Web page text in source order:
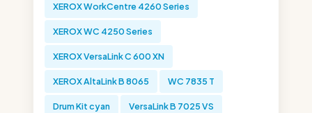
XEROX WorkCentre 4260 Series
XEROX WC 4250 Series
XEROX VersaLink C 600 XN
XEROX AltaLink B 8065 WC 7835 T
Drum Kit cyan VersaLink B 7025 VS